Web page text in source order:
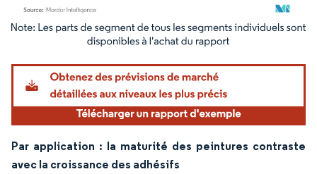
Image © Mordor Intelligence. La réutilisation nécessite une attribution sous CC BY
Par application : la maturité des peintures contraste
avec la croissance des adhésifs